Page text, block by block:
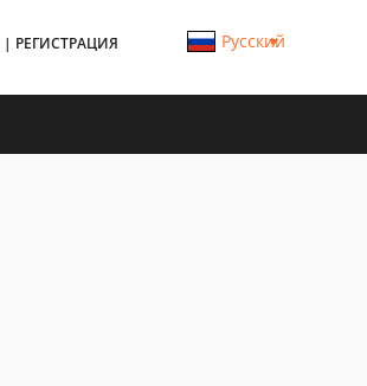
| РЕГИСТРАЦИЯ Русский